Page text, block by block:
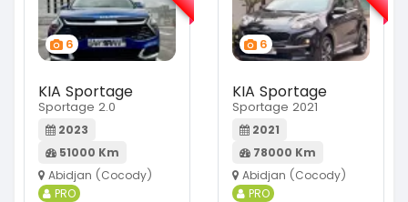
6
KIA Sportage
Sportage 2.0
2023
51000 Km
Abidjan (Cocody)
PRO
6
KIA Sportage
Sportage 2021
2021
78000 Km
Abidjan (Cocody)
PRO